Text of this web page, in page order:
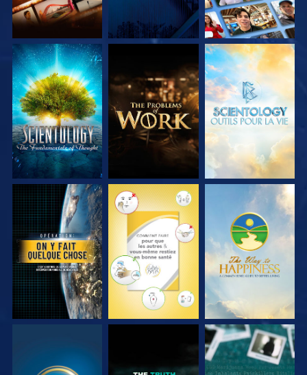
DÉCOUVRIR LES
SÉRIES
DÉCOUVRIR LES
SÉRIES
DÉCOUVRIR LES
SÉRIES
REGARDER REGARDER REGARDER
REGARDER REGARDER REGARDER